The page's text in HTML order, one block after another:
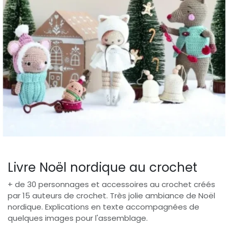
Livre Noël nordique au crochet
+ de 30 personnages et accessoires au crochet créés
par 15 auteurs de crochet. Très jolie ambiance de Noël
nordique. Explications en texte accompagnées de
quelques images pour l'assemblage.